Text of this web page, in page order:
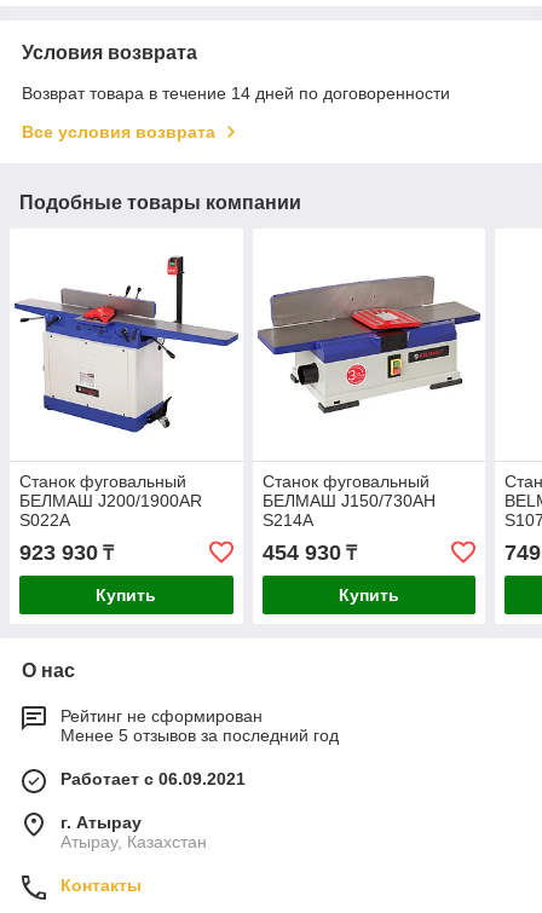
Условия возврата
Возврат товара в течение 14 дней по договоренности
Все условия возврата
Подобные товары компании
Станок фуговальный
БЕЛМАШ J200/1900AR
S022A
923 930 ₸
Купить
Станок фуговальный
БЕЛМАШ J150/730AH
S214A
454 930₸
Купить
О нас
Рейтинг не сформирован
Менее 5 отзывов за последний год
Работает с 06.09.2021
г. Атырау
Атырау, Казахстан
Контакты